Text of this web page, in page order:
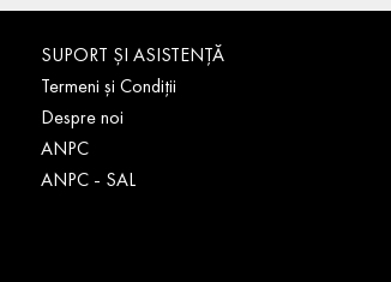
SUPORT ȘI ASISTENȚĂ
Termeni și Condiții
Despre noi
ANPC
ANPC - SAL